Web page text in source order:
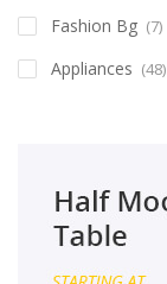
Fashion Bg (7)
Appliances (48)